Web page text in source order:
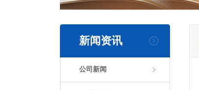
新闻资讯
公司新闻